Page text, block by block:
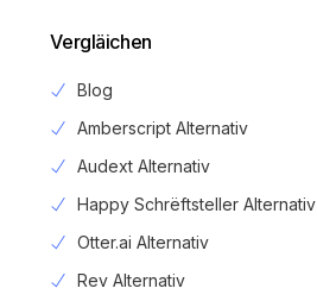
Vergläichen
Blog
Amberscript Alternativ
Audext Alternativ
Happy Schrëftsteller Alternativ
Otter.ai Alternativ
Rev Alternativ